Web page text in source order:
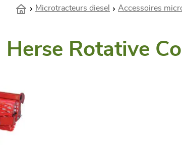
Microtracteurs diesel Accessoires
Herse Rotative